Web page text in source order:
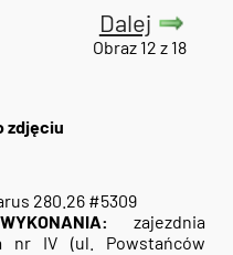
Dalej
Obraz 12 z 18
zdjęciu
280.26 #5309
zajezdnia
nr IV (ul. Powstańców